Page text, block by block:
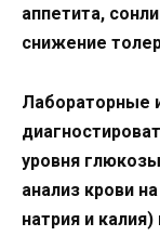
аппетита,
снижение
Лабораторные
уровня
анализ крови
натрия и